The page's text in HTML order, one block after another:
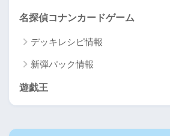
名探偵コナンカードゲーム
デッキレシピ情報
新弾パック情報
遊戯王